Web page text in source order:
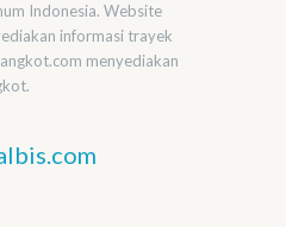
Indonesia. Website
informasi trayek
menyediakan